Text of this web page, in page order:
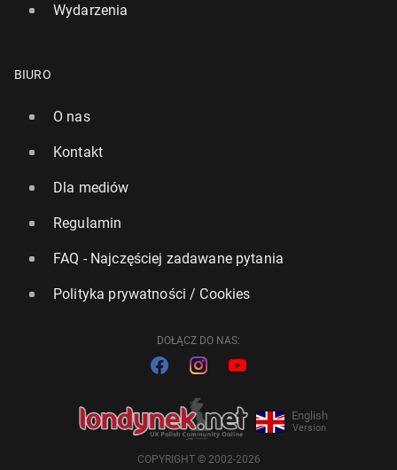
Wydarzenia
BIURO
O nas
Kontakt
Dla mediów
Regulamin
FAQ - Najczęściej zadawane pytania
Polityka prywatności / Cookies
DOŁĄCZ DO NAS:
English
Version
COPYRIGHT © 2002-2026